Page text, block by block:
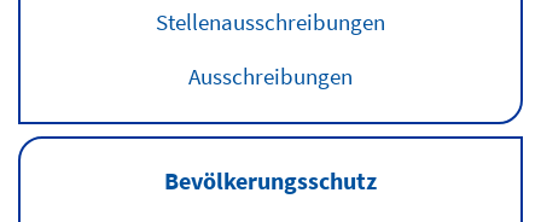
Stellenausschreibungen
Ausschreibungen
Bevölkerungsschutz